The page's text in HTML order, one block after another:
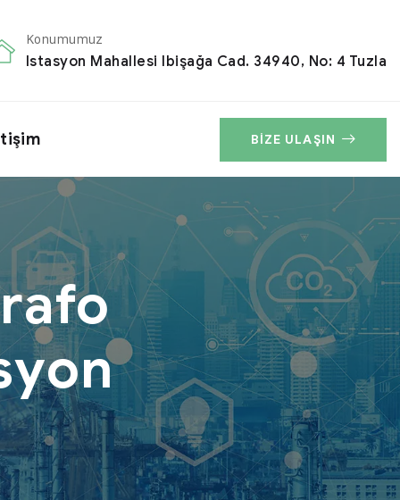
Konumumuz
Istasyon Mahallesi Ibişağa Cad. 34940, No: 4 Tuzla
BIZE ULAŞIN